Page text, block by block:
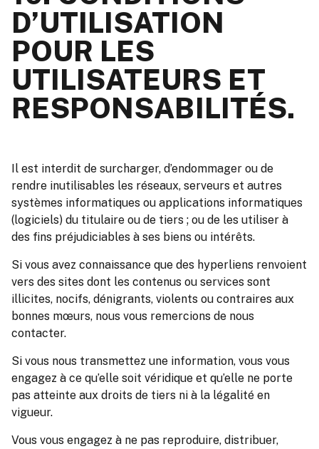
D’UTILISATION
POUR LES
UTILISATEURS ET
RESPONSABILITÉS.
Il est interdit de surcharger, d’endommager ou de
rendre inutilisables les réseaux, serveurs et autres
systèmes informatiques ou applications informatiques
(logiciels) du titulaire ou de tiers ; ou de les utiliser à
des fins préjudiciables à ses biens ou intérêts.
Si vous avez connaissance que des hyperliens renvoient
vers des sites dont les contenus ou services sont
illicites, nocifs, dénigrants, violents ou contraires aux
bonnes mœurs, nous vous remercions de nous
contacter.
Si vous nous transmettez une information, vous vous
engagez à ce qu’elle soit véridique et qu’elle ne porte
pas atteinte aux droits de tiers ni à la légalité en
vigueur.
Vous vous engagez à ne pas reproduire, distribuer,